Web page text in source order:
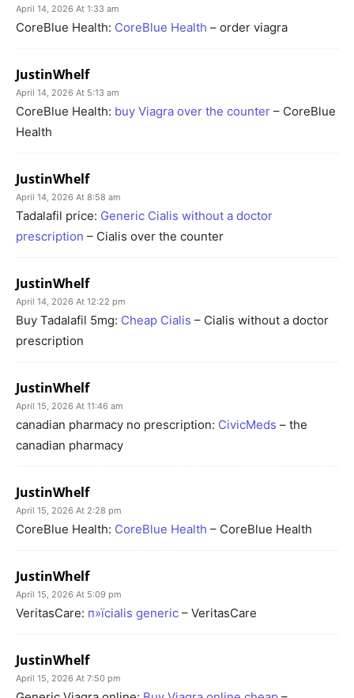
April 14, 2026 At 1:33 am
CoreBlue Health: CoreBlue Health – order viagra
JustinWhelf
April 14, 2026 At 5:13 am
CoreBlue Health: buy Viagra over the counter – CoreBlue
Health
JustinWhelf
April 14, 2026 At 8:58 am
Tadalafil price: Generic Cialis without a doctor
prescription – Cialis over the counter
JustinWhelf
April 14, 2026 At 12:22 pm
Buy Tadalafil 5mg: Cheap Cialis – Cialis without a doctor
prescription
JustinWhelf
April 15, 2026 At 11:46 am
canadian pharmacy no prescription: CivicMeds – the
canadian pharmacy
JustinWhelf
April 15, 2026 At 2:28 pm
CoreBlue Health: CoreBlue Health – CoreBlue Health
JustinWhelf
April 15, 2026 At 5:09 pm
VeritasCare: п»їcialis generic – VeritasCare
JustinWhelf
April 15, 2026 At 7:50 pm